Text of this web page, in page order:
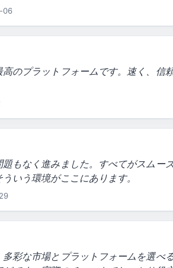
06
のプラットフォームです。速く、
もなく進みました。すべてがスム
いう環境がここにあります。
彩な市場とプラットフォームを選